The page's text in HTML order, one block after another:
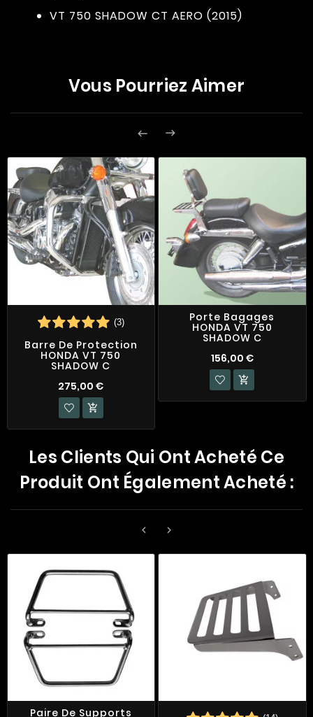
VT 750 SHADOW CT AERO (2015)
Vous Pourriez Aimer
 
(3)
Barre De Protection
HONDA VT 750
SHADOW C
275,00 €

Porte Bagages
HONDA VT 750
SHADOW C
156,00 €

Les Clients Qui Ont Acheté Ce
Produit Ont Également Acheté :
 
Paire De Supports